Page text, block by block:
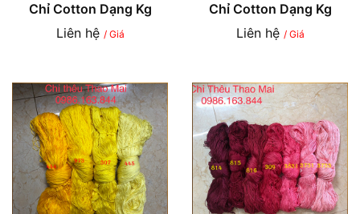
Chỉ Cotton Dạng Kg
Liên hệ / Giá
Chỉ Cotton Dạng Kg
Liên hệ / Giá